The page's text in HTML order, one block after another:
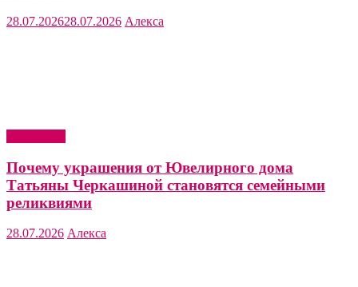
28.07.202628.07.2026 Алекса
Почему украшения от Ювелирного дома
Татьяны Черкашиной становятся семейными
реликвиями
28.07.2026 Алекса